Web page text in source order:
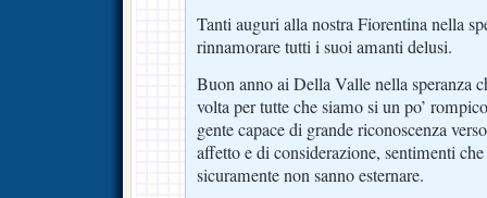
Tanti auguri alla nostra Fiorentina nella
rinnamorare tutti i suoi amanti delusi.
Buon anno ai Della Valle nella speranza
volta per tutte che siamo si un po’
gente capace di grande riconoscenza
affetto e di considerazione, sentimenti
sicuramente non sanno esternare.